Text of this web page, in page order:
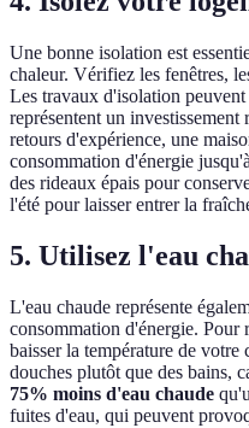
Une bonne isolation est
chaleur. Vérifiez les fenêtres,
Les travaux d'isolation
représentent un
retours d'expérience, une
consommation d'énergie jusqu'à
des rideaux épais pour
l'été pour laisser entrer la
5. Utilisez l'eau
L'eau chaude représente
consommation d'énergie. Pour
baisser la température de votre
douches plutôt que des bains,
75% moins d'eau chaude
fuites d'eau, qui peuvent